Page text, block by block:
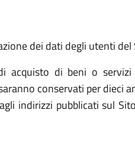
dei dati degli utenti del
di beni o
conservati per dieci
indirizzi pubblicati sul